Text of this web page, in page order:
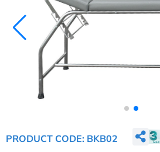
PRODUCT CODE: BKB02